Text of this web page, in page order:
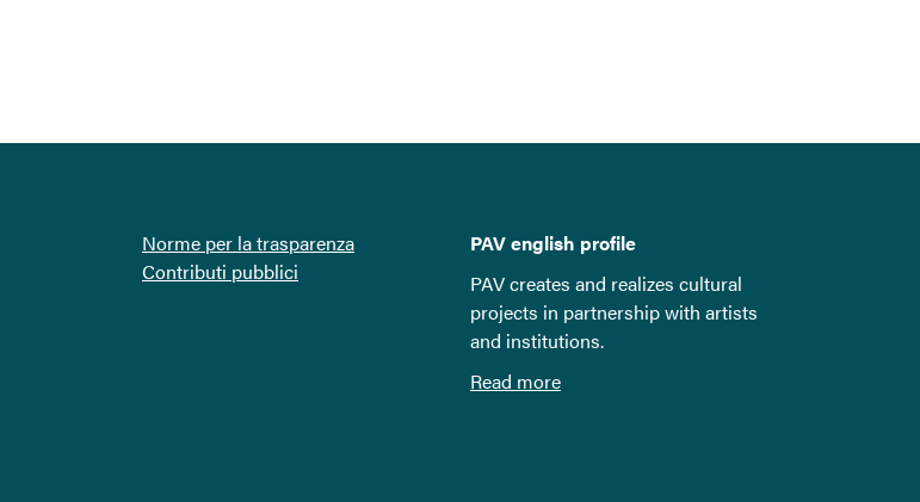
Norme per la trasparenza
Contributi pubblici
PAV english profile
PAV creates and realizes cultural
projects in partnership with artists
and institutions.
Read more